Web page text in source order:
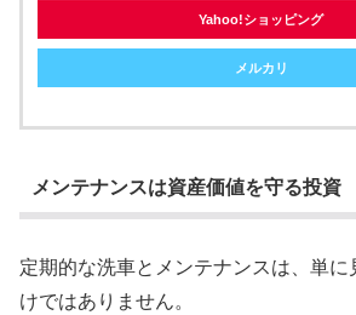
Yahoo!ショッピング
メルカリ
メンテナンスは資産価値を守る投資
定期的な洗車とメンテナンスは、単
けではありません。